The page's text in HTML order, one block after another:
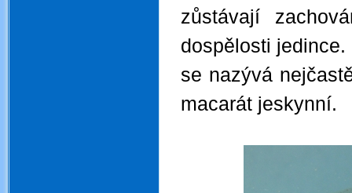
zůstávají
dospělosti
se nazývá
macarát jeskynní.